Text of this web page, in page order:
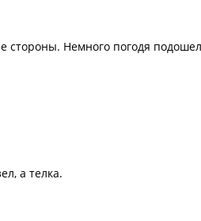
стороны. Немного погодя
а телка.